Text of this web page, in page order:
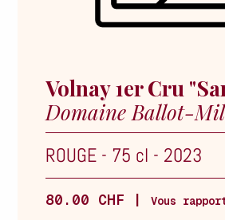
Volnay 1er Cru
Domaine Ballot-
ROUGE - 75 cl - 2023
80.00 CHF | Vous